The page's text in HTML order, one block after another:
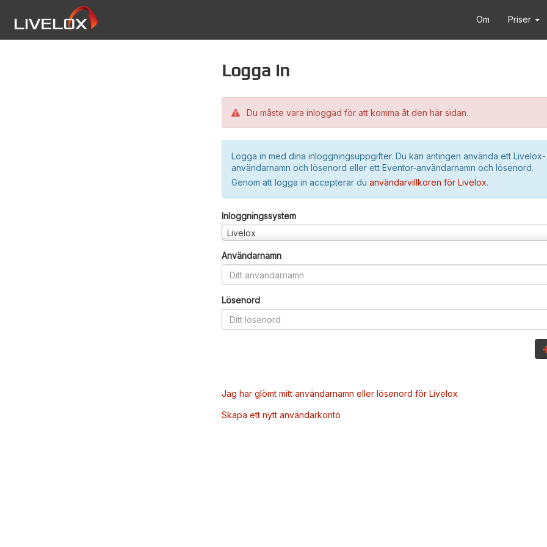
Om Priser
Logga in
Du måste vara inloggad för att komma åt den här sidan.
Logga in med dina inloggningsuppgifter. Du kan antingen använda ett Livelox-
användarnamn och lösenord eller ett Eventor-användarnamn och lösenord.
Genom att logga in accepterar du användarvillkoren för Livelox.
Inloggningssystem
Livelox
Användarnamn
Lösenord
Jag har glömt mitt användarnamn eller lösenord för Livelox
Skapa ett nytt användarkonto